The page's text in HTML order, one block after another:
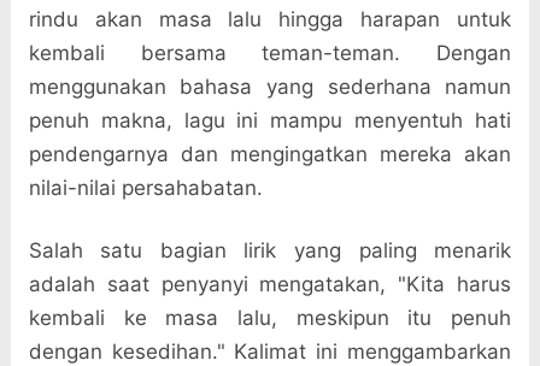
rindu akan masa lalu hingga harapan untuk
kembali bersama teman-teman. Dengan
menggunakan bahasa yang sederhana namun
penuh makna, lagu ini mampu menyentuh hati
pendengarnya dan mengingatkan mereka akan
nilai-nilai persahabatan.
Salah satu bagian lirik yang paling menarik
adalah saat penyanyi mengatakan, "Kita harus
kembali ke masa lalu, meskipun itu penuh
dengan kesedihan." Kalimat ini menggambarkan